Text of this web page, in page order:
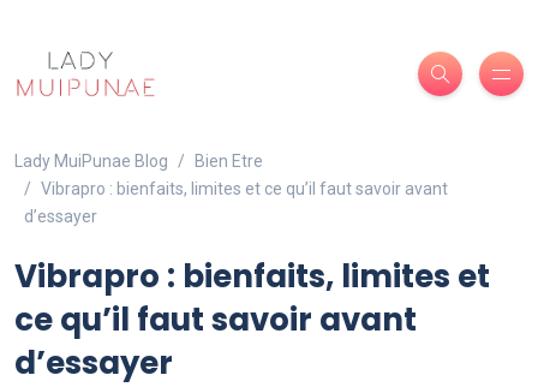
Lady MuiPunae Blog
Bien Etre
Vibrapro : bienfaits, limites et ce qu’il faut savoir avant
d’essayer
Vibrapro : bienfaits, limites et
ce qu’il faut savoir avant
d’essayer